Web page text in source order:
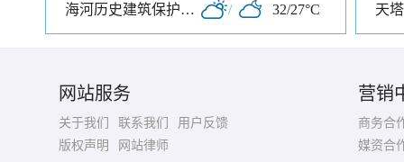
海河历史建筑保护展览馆 / 32/27°C 天
网站服务
关于我们 联系我们
用户反馈
版权声明
网站律师
营销
商务合
媒资合